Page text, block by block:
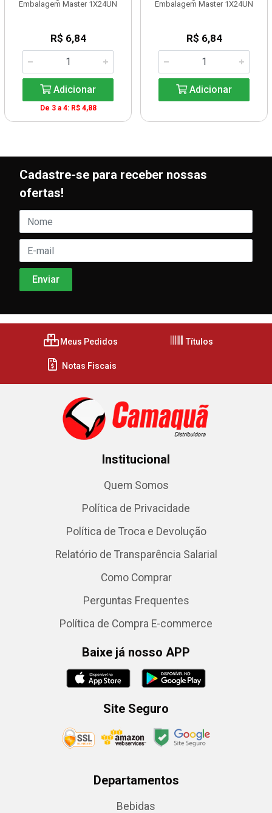
Embalagem Master 1X24UN
R$ 6,84
Adicionar
De 3 a 4: R$ 4,88
Embalagem Master 1X24UN
R$ 6,84
Adicionar
Cadastre-se para receber nossas
ofertas!
Meus Pedidos Títulos
Notas Fiscais
Institucional
Quem Somos
Política de Privacidade
Política de Troca e Devolução
Relatório de Transparência Salarial
Como Comprar
Perguntas Frequentes
Política de Compra E-commerce
Baixe já nosso APP
Site Seguro
Departamentos
Bebidas